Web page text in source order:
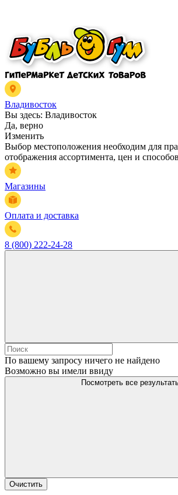
Владивосток
Вы здесь: Владивосток
Да, верно
Изменить
Выбор местоположения необходим для
отображения ассортимента, цен и
Магазины
Оплата и доставка
8 (800) 222-24-28
По вашему запросу ничего не найдено
Возможно вы имели ввиду
Посмотреть все
Очистить